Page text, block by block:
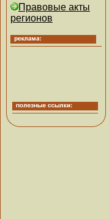
Правовые акты
регионов